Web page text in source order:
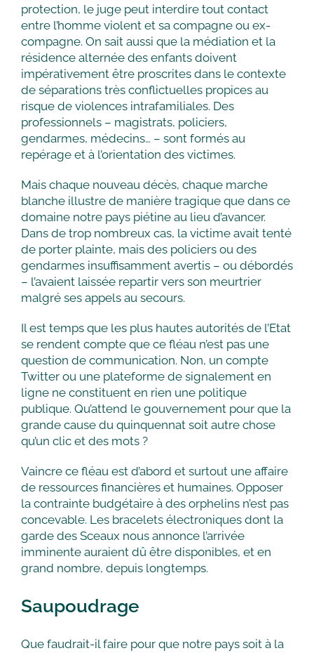
protection, le juge peut interdire tout contact
entre l’homme violent et sa compagne ou ex-
compagne. On sait aussi que la médiation et la
résidence alternée des enfants doivent
impérativement être proscrites dans le contexte
de séparations très conflictuelles propices au
risque de violences intrafamiliales. Des
professionnels – magistrats, policiers,
gendarmes, médecins… – sont formés au
repérage et à l’orientation des victimes.
Mais chaque nouveau décès, chaque marche
blanche illustre de manière tragique que dans ce
domaine notre pays piétine au lieu d’avancer.
Dans de trop nombreux cas, la victime avait tenté
de porter plainte, mais des policiers ou des
gendarmes insuffisamment avertis – ou débordés
– l’avaient laissée repartir vers son meurtrier
malgré ses appels au secours.
Il est temps que les plus hautes autorités de l’Etat
se rendent compte que ce fléau n’est pas une
question de communication. Non, un compte
Twitter ou une plateforme de signalement en
ligne ne constituent en rien une politique
publique. Qu’attend le gouvernement pour que la
grande cause du quinquennat soit autre chose
qu’un clic et des mots ?
Vaincre ce fléau est d’abord et surtout une affaire
de ressources financières et humaines. Opposer
la contrainte budgétaire à des orphelins n’est pas
concevable. Les bracelets électroniques dont la
garde des Sceaux nous annonce l’arrivée
imminente auraient dû être disponibles, et en
grand nombre, depuis longtemps.
Saupoudrage
Que faudrait-il faire pour que notre pays soit à la